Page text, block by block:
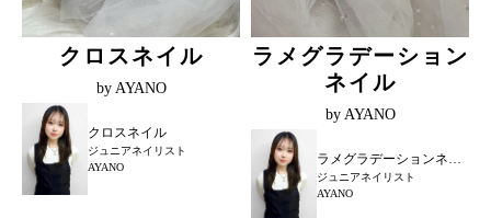
クロスネイル
by AYANO
クロスネイル
ジュニアネイリスト
AYANO
ラメグラデーション
ネイル
by AYANO
ラメグラデーションネイル
ジュニアネイリスト
AYANO